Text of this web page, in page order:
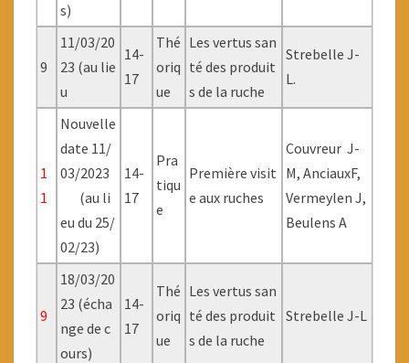
s)
9
11/03/20
23 (au lie
u
14-
17
Thé
oriq
ue
Les vertus san
té des produit
s de la ruche
Strebelle J-
L.
1
1
Nouvelle
date 11/
03/2023
(au li
eu du 25/
02/23)
14-
17
Pra
tiqu
e
Première visit
e aux ruches
Couvreur J-
M, AnciauxF,
Vermeylen J,
Beulens A
9
18/03/20
23 (écha
nge de c
ours)
14-
17
Thé
oriq
ue
Les vertus san
té des produit
s de la ruche
Strebelle J-L